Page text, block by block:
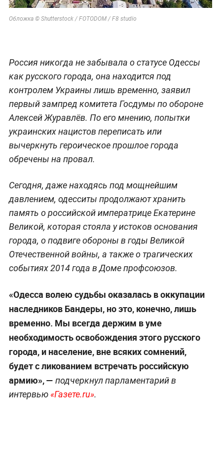
Обложка © Shutterstock / FOTODOM / F8 studio
Россия никогда не забывала о статусе Одессы
как русского города, она находится под
контролем Украины лишь временно, заявил
первый зампред комитета Госдумы по обороне
Алексей Журавлёв. По его мнению, попытки
украинских нацистов переписать или
вычеркнуть героическое прошлое города
обречены на провал.
Сегодня, даже находясь под мощнейшим
давлением, одесситы продолжают хранить
память о российской императрице Екатерине
Великой, которая стояла у истоков основания
города, о подвиге обороны в годы Великой
Отечественной войны, а также о трагических
событиях 2014 года в Доме профсоюзов.
«Одесса волею судьбы оказалась в оккупации
наследников Бандеры, но это, конечно, лишь
временно. Мы всегда держим в уме
необходимость освобождения этого русского
города, и население, вне всяких сомнений,
будет с ликованием встречать российскую
армию», — подчеркнул парламентарий в
интервью«Газете.ru».